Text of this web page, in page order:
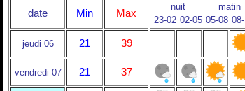
date Min Max
nuit matin
23-02 02-05 05-08
jeudi 06 21 39
vendredi 07 21 37